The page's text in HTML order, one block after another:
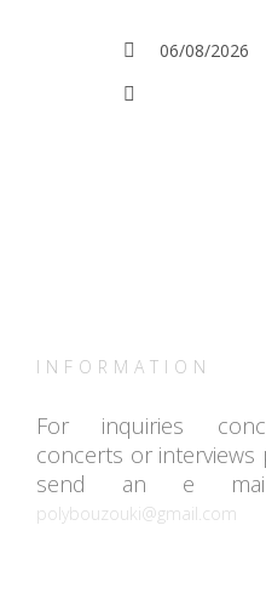
06/08/2026
INFORMATION
For inquiries
concerts or interviews
send an e
polybouzouki@gmail.com